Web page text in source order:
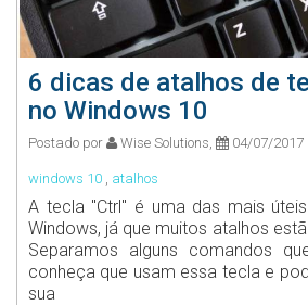
6 dicas de atalhos de
no Windows 10
Postado por Wise Solutions, 04/07/2017
windows 10 , atalhos
A tecla "Ctrl" é uma das mais
Windows, já que muitos atalhos
Separamos alguns comandos
conheça que usam essa tecla e
sua